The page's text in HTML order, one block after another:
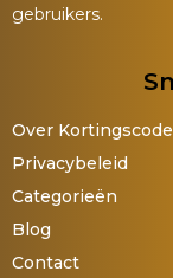
gebruikers.
Over
Privacybeleid
Categorieën
Blog
Contact